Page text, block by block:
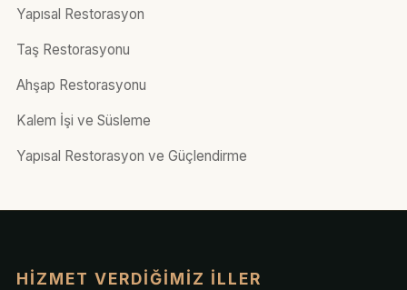
Yapısal Restorasyon
Taş Restorasyonu
Ahşap Restorasyonu
Kalem İşi ve Süsleme
Yapısal Restorasyon ve Güçlendirme
HIZMET VERDIĞIMIZ İLLER